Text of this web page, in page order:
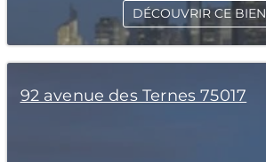
DÉCOUVRIR CE BIEN
92 avenue des Ternes 75017